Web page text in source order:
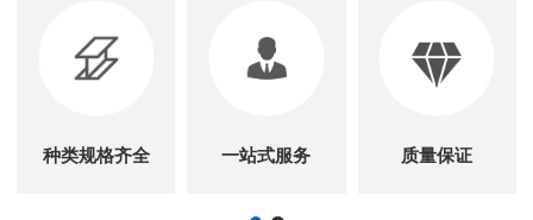
种类规格齐全 一站式服务 质量保证